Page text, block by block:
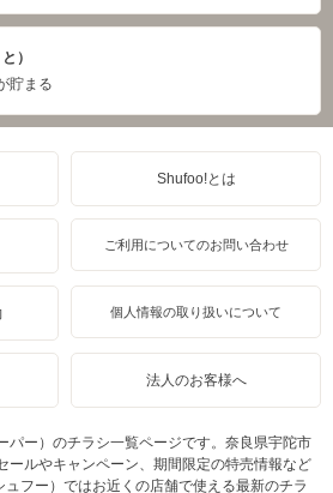
）
貯まる
Shufoo!とは
ご利用についてのお問い合わせ
個人情報の取り扱いについて
法人のお客様へ
パー）のチラシ一覧ページです。奈良県宇陀市
ールやキャンペーン、期間限定の特売情報など
フー）ではお近くの店舗で使える最新のチラ